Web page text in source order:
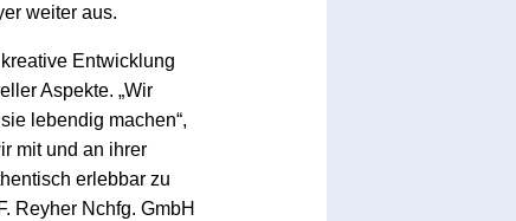
weiter aus.
Entwicklung
Aspekte. „Wir
lebendig machen“,
mit und an ihrer
erlebbar zu
Reyher Nchfg. GmbH